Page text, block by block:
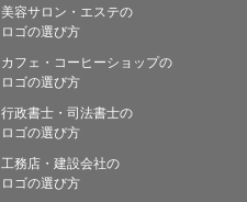
美容サロン・エステの
ロゴの選び方
カフェ・コーヒーショップの
ロゴの選び方
行政書士・司法書士の
ロゴの選び方
工務店・建設会社の
ロゴの選び方